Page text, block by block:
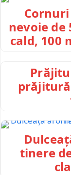
Cornuri
nevoie de
cald, 100
tinere